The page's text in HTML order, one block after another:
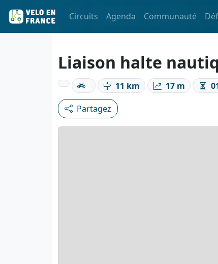
Circuits Agenda Communauté
Liaison halte
11 km 17 m
Partagez